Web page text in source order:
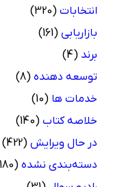
انتخابات (320)
بازاریابی (161)
(4)
توسعه دهنده (8)
خدمات ها (10)
خلاصه کتاب (140)
در حال ویرایش (422)
دسته‌بندی نشده (180)